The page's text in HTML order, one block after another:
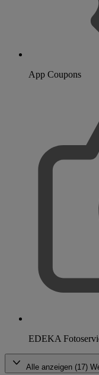
App Coupons
EDEKA
Alle anzeigen (17)